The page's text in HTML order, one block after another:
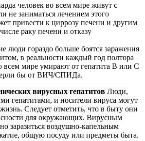
человек во всем мире живут с
не заниматься лечением этого
привести к циррозу печени и другим
раку печени и отказу
люди гораздо больше боятся заражения
в реальности каждый год полтора
всем мире умирают от гепатита В или С
умерли бы от ВИЧ/СПИДа.
вирусных гепатитов Люди,
гепатитами, и носители вируса могут
Следует отметить, что в быту они
для окружающих. Вирусным
заразиться воздушно-капельным
общую посуду или предметы быта.